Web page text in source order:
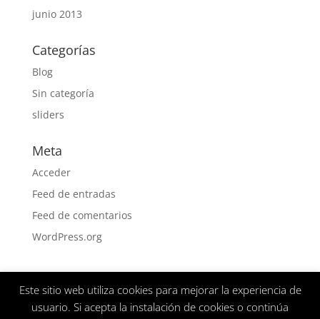
junio 2013
Categorías
Blog
Sin categoría
sliders
Meta
Acceder
Feed de entradas
Feed de comentarios
WordPress.org
Aviso Legal Politica de privacidad
Este sitio web utiliza cookies para mejorar la experiencia de
usuario. Si acepta la instalación de cookies o continúa